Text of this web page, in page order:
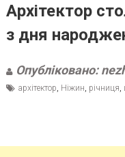
Архітектор
з дня
Опубліковано:
архітектор Ніжин річниця